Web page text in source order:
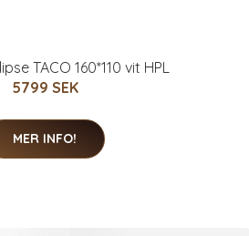
TACO 160*110 vit HPL
5799 SEK
MER INFO!